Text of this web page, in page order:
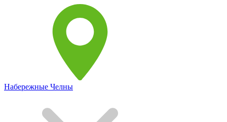
Набережные Челны